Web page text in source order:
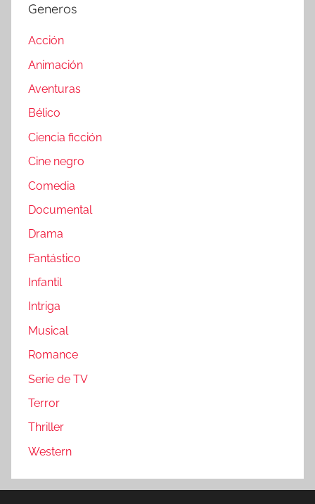
Generos
Acción
Animación
Aventuras
Bélico
Ciencia ficción
Cine negro
Comedia
Documental
Drama
Fantástico
Infantil
Intriga
Musical
Romance
Serie de TV
Terror
Thriller
Western